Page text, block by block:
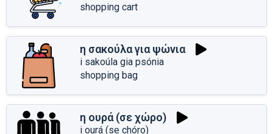
shopping cart
η σακούλα για ψώνια
i sakoúla gia psónia
shopping bag
η ουρά (σε χώρο)
i ourá (se chóro)